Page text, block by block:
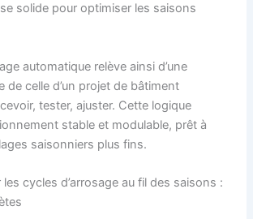
solide pour optimiser les saisons
automatique relève ainsi d’une
de celle d’un projet de bâtiment
tester, ajuster. Cette logique
stable et modulable, prêt à
saisonniers plus fins.
cycles d’arrosage au fil des saisons :